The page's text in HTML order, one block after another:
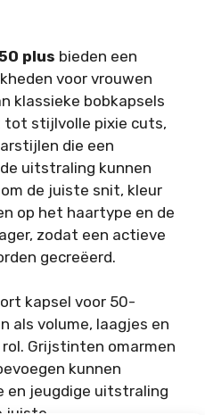
plus bieden een
voor vrouwen
klassieke bobkapsels
stijlvolle pixie cuts,
die een
uitstraling kunnen
de juiste snit, kleur
op het haartype en de
zodat een actieve
gecreëerd.
kapsel voor 50-
als volume, laagjes en
Grijstinten omarmen
kunnen
en jeugdige uitstraling